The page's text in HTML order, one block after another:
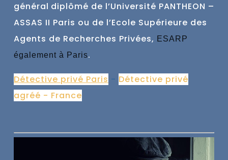
général diplômé de l’Université PANTHEON –
ASSAS II Paris ou de l’Ecole Supérieure des
Agents de Recherches Privées, ESARP
également à Paris.
Détective privé Paris - Détective privé
agréé - France